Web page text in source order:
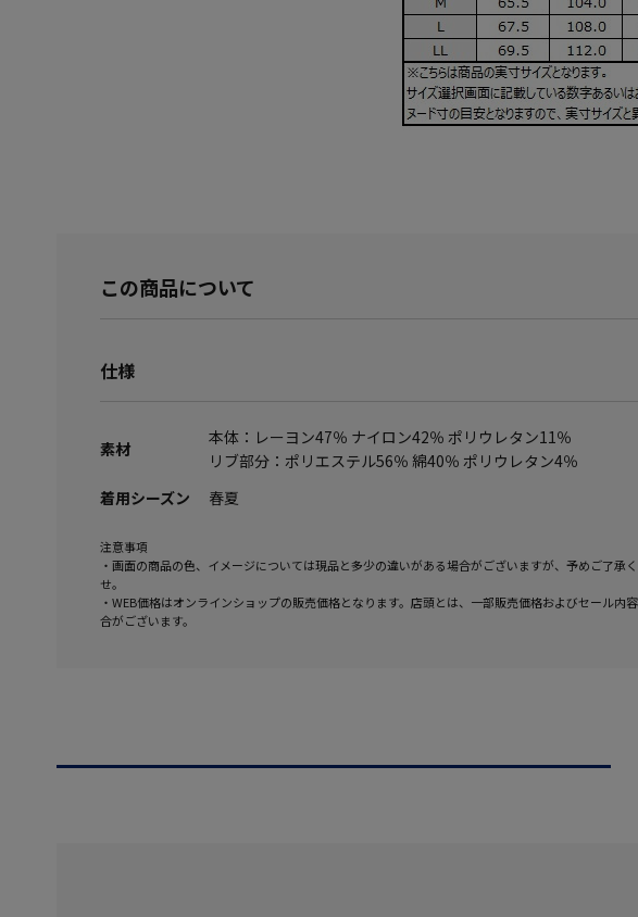
この商品について
仕様
素材
本体：レーヨン47％ ナイロン42％ ポリウレタン11％
リブ部分：ポリエステル56％ 綿40％ ポリウレタン4％
着用シーズン
春夏
注意事項
・画面の商品の色、イメージについては現品と多少の違いがある場合がございますが、予めご了承
せ。
・WEB価格はオンラインショップの販売価格となります。店頭とは、一部販売価格およびセール内
合がございます。